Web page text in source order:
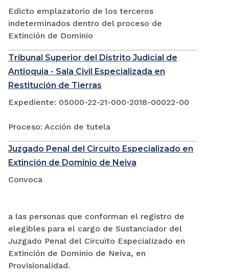
Edicto emplazatorio de los terceros
indeterminados dentro del proceso de
Extinción de Dominio
Tribunal Superior del Distrito Judicial de
Antioquia - Sala Civil Especializada en
Restitución de Tierras
Expediente: 05000-22-21-000-2018-00022-00
Proceso: Acción de tutela
Juzgado Penal del Circuito Especializado en
Extinción de Dominio de Neiva
Convoca
a las personas que conforman el registro de
elegibles para el cargo de Sustanciador del
Juzgado Penal del Circuito Especializado en
Extinción de Dominio de Neiva, en
Provisionalidad.